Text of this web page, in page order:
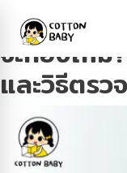
Tag:วิธีต
จะท้องไหม
และวิธีตร